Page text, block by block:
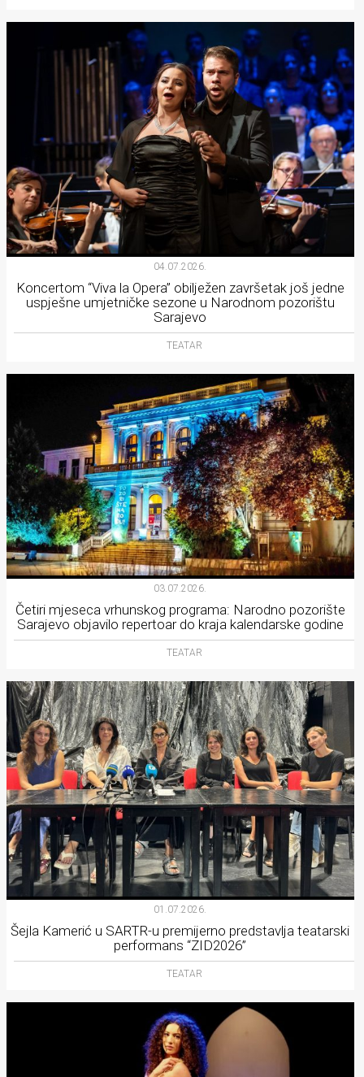
04.07.2026.
Koncertom “Viva la Opera” obilježen završetak još jedne
uspješne umjetničke sezone u Narodnom pozorištu
Sarajevo
TEATAR
03.07.2026.
Četiri mjeseca vrhunskog programa: Narodno pozorište
Sarajevo objavilo repertoar do kraja kalendarske godine
TEATAR
01.07.2026.
Šejla Kamerić u SARTR-u premijerno predstavlja teatarski
performans “ZID2026”
TEATAR